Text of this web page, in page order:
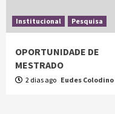
Institucional Pesquisa
OPORTUNIDADE DE
MESTRADO
2 dias ago Eudes Colodino